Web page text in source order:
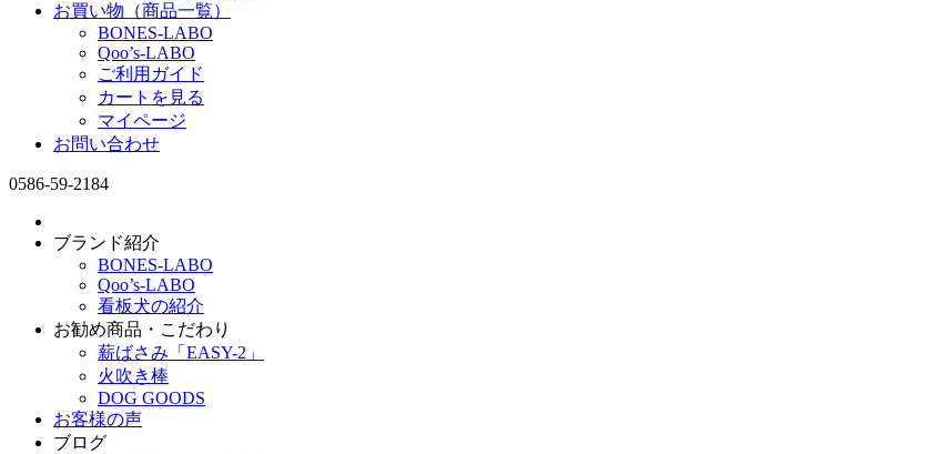
お買い物（商品一覧）
BONES-LABO
Qoo’s-LABO
ご利用ガイド
カートを見る
マイページ
お問い合わせ
0586-59-2184
ブランド紹介
BONES-LABO
Qoo’s-LABO
看板犬の紹介
お勧め商品・こだわり
薪ばさみ「EASY-2」
火吹き棒
DOG GOODS
お客様の声
ブログ